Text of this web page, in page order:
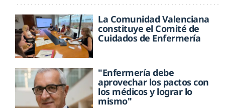
La Comunidad Valenciana
constituye el Comité de
Cuidados de Enfermería
"Enfermería debe
aprovechar los pactos con
los médicos y lograr lo
mismo"